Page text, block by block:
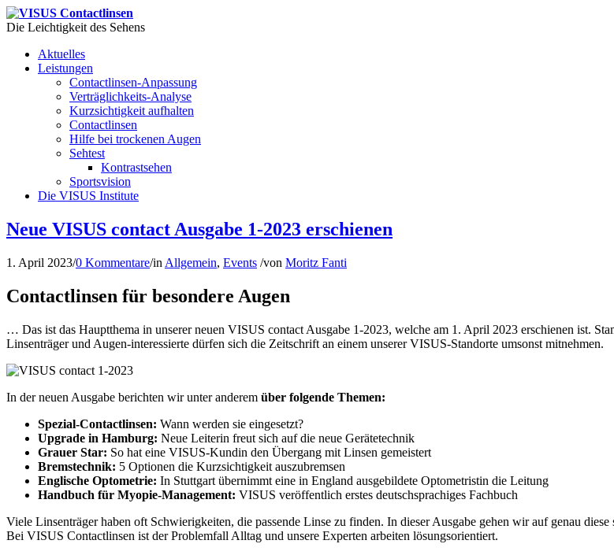
Die Leichtigkeit des Sehens
Aktuelles
Leistungen
Contactlinsen-Anpassung
Verträglichkeits-Analyse
Kurzsichtigkeit aufhalten
Contactlinsen
Hilfe bei trockenen Augen
Sehtest
Kontrastsehen
Sportsvision
Die VISUS Institute
Neue VISUS contact Ausgabe 1-2023 erschienen
1. April 2023/0 Kommentare/in Allgemein, Events /von Moritz Fanti
Contactlinsen für besondere Augen
… Das ist das Hauptthema in unserer neuen VISUS contact Ausgabe 1-2023, welche am 1. April 2023 erschienen ist.
Linsenträger und Augen-interessierte dürfen sich die Zeitschrift an einem unserer VISUS-Standorte umsonst mitnehmen.
In der neuen Ausgabe berichten wir unter anderem über folgende Themen:
Spezial-Contactlinsen: Wann werden sie eingesetzt?
Upgrade in Hamburg: Neue Leiterin freut sich auf die neue Gerätetechnik
Grauer Star: So hat eine VISUS-Kundin den Übergang mit Linsen gemeistert
Bremstechnik: 5 Optionen die Kurzsichtigkeit auszubremsen
Englische Optometrie: In Stuttgart übernimmt eine in England ausgebildete Optometristin die Leitung
Handbuch für Myopie-Management: VISUS veröffentlich erstes deutschsprachiges Fachbuch
Viele Linsenträger haben oft Schwierigkeiten, die passende Linse zu finden. In dieser Ausgabe gehen wir auf genau
Bei VISUS Contactlinsen ist der Problemfall Alltag und unsere Experten arbeiten lösungsorientiert.